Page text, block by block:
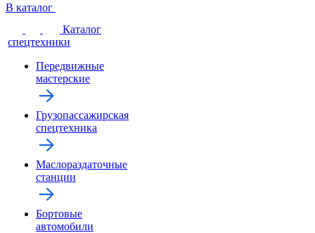
В каталог
Каталог
спецтехники
Передвижные
мастерские
Грузопассажирская
спецтехника
Маслораздаточные
станции
Бортовые
автомобили